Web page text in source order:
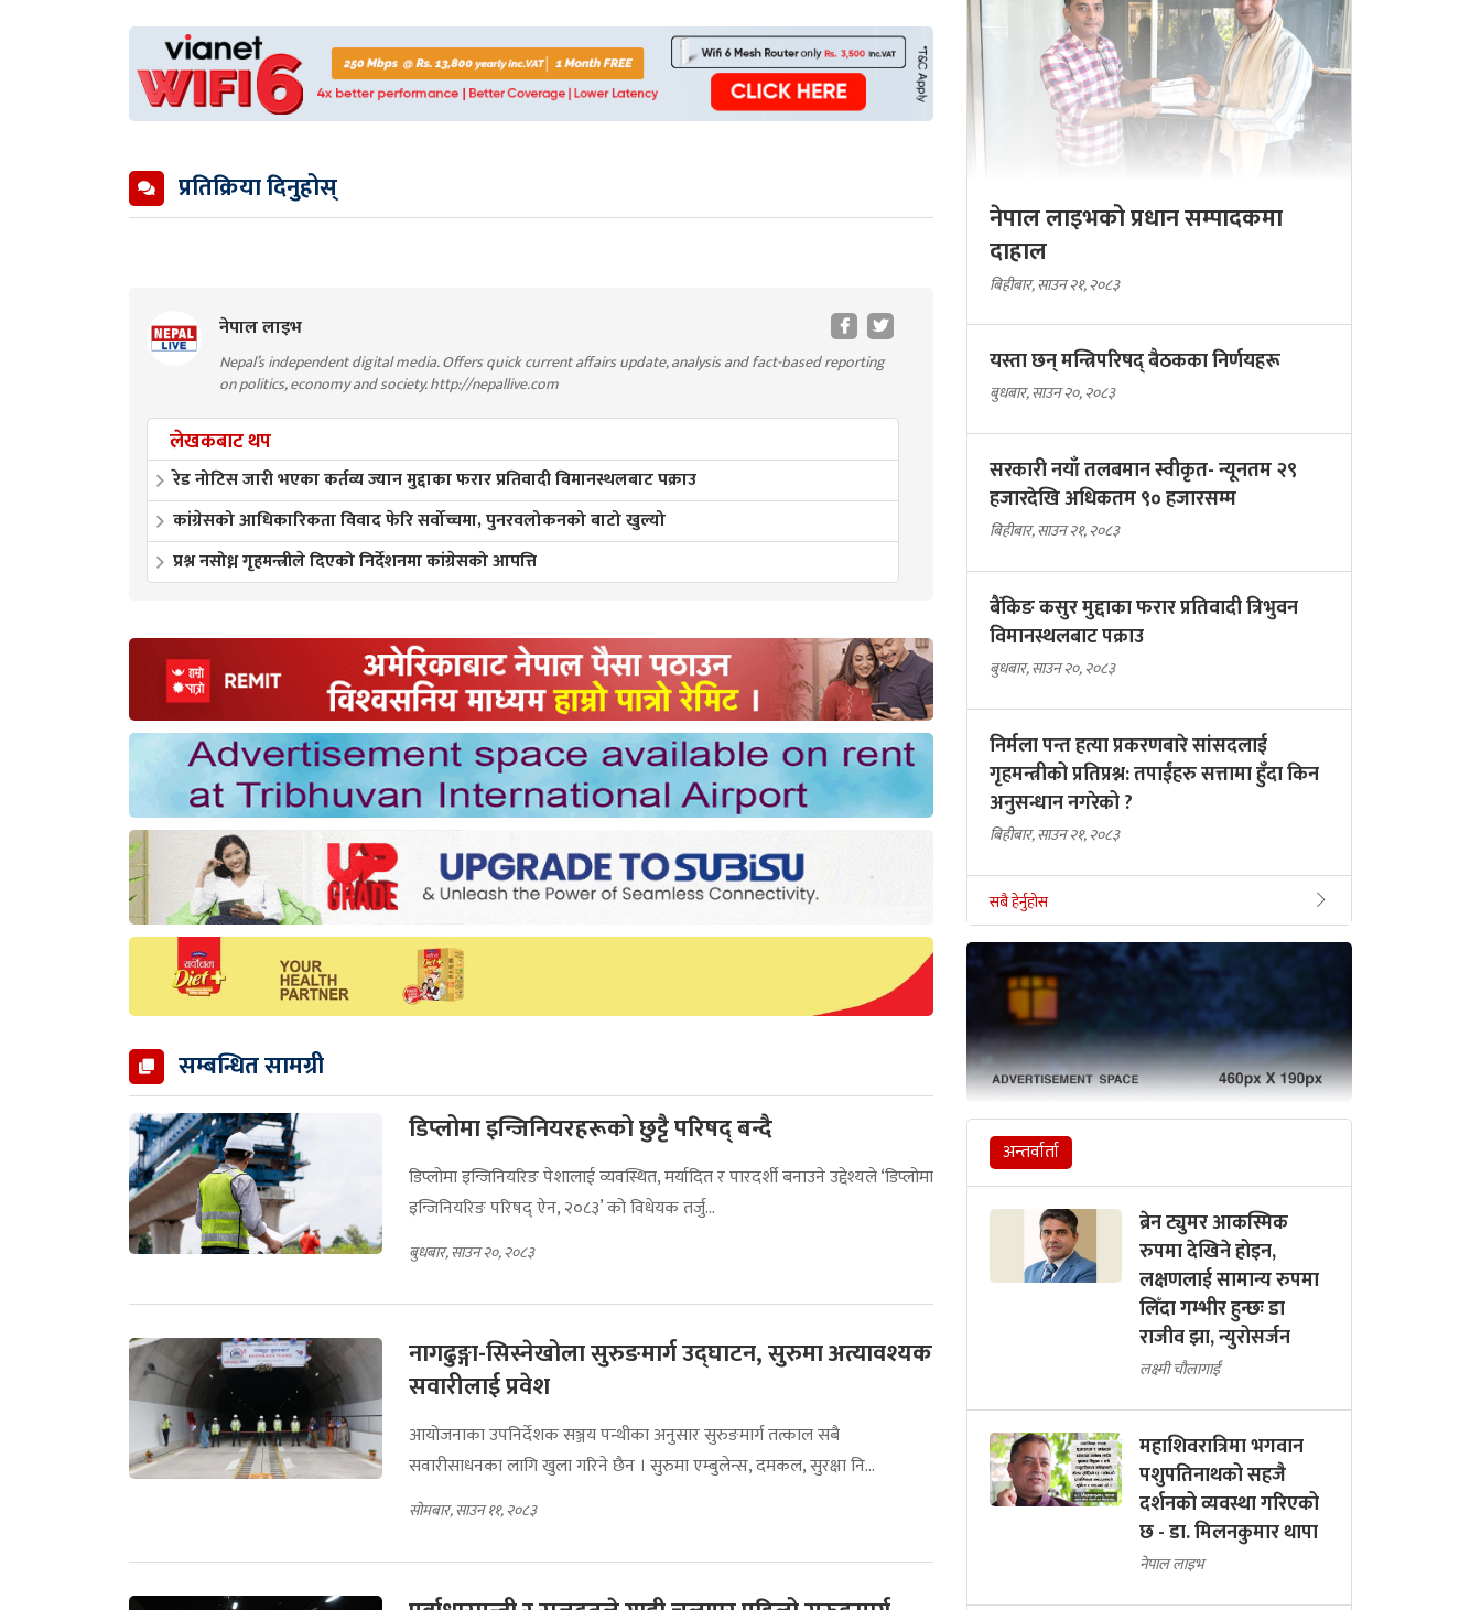
प्रतिक्रिया दिनुहोस्
नेपाल लाइभ
Nepal’s independent digital media. Offers quick current affairs update, analysis and fact-based reporting
on politics, economy and society. http://nepallive.com
लेखकबाट थप
रेड नोटिस जारी भएका कर्तव्य ज्यान मुद्दाका फरार प्रतिवादी विमानस्थलबाट पक्राउ
कांग्रेसको आधिकारिकता विवाद फेरि सर्वोच्चमा, पुनरवलोकनको बाटो खुल्यो
प्रश्न नसोध्न गृहमन्त्रीले दिएको निर्देशनमा कांग्रेसको आपत्ति
सम्बन्धित सामग्री
डिप्लोमा इन्जिनियरहरूको छुट्टै परिषद् बन्दै
डिप्लोमा इन्जिनियरिङ पेशालाई व्यवस्थित, मर्यादित र पारदर्शी बनाउने उद्देश्यले ‘डिप्लोमा
इन्जिनियरिङ परिषद् ऐन, २०८३’ को विधेयक तर्जु...
बुधबार, साउन २०, २०८३
नागढुङ्गा-सिस्नेखोला सुरुङमार्ग उद्घाटन, सुरुमा अत्यावश्यक
सवारीलाई प्रवेश
आयोजनाका उपनिर्देशक सञ्जय पन्थीका अनुसार सुरुङमार्ग तत्काल सबै
सवारीसाधनका लागि खुला गरिने छैन । सुरुमा एम्बुलेन्स, दमकल, सुरक्षा नि...
सोमबार, साउन ११, २०८३
नेपाल लाइभको प्रधान सम्पादकमा
दाहाल
बिहीबार, साउन २१, २०८३
यस्ता छन् मन्त्रिपरिषद् बैठकका निर्णयहरू
बुधबार, साउन २०, २०८३
सरकारी नयाँ तलबमान स्वीकृत- न्यूनतम २९
हजारदेखि अधिकतम ९० हजारसम्म
बिहीबार, साउन २१, २०८३
बैंकिङ कसुर मुद्दाका फरार प्रतिवादी त्रिभुवन
विमानस्थलबाट पक्राउ
बुधबार, साउन २०, २०८३
निर्मला पन्त हत्या प्रकरणबारे सांसदलाई
गृहमन्त्रीको प्रतिप्रश्न: तपाईंहरु सत्तामा हुँदा किन
अनुसन्धान नगरेको ?
बिहीबार, साउन २१, २०८३
सबै हेर्नुहोस
अन्तर्वार्ता
ब्रेन ट्युमर आकस्मिक
रुपमा देखिने होइन,
लक्षणलाई सामान्य रुपमा
लिँदा गम्भीर हुन्छः डा
राजीव झा, न्युरोसर्जन
लक्ष्मी चौलागाईं
महाशिवरात्रिमा भगवान
पशुपतिनाथको सहजै
दर्शनको व्यवस्था गरिएको
छ - डा. मिलनकुमार थापा
नेपाल लाइभ